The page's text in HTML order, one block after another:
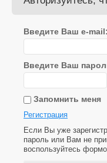
Введите Ваш e-mail:
Введите Ваш
Запомнить меня
Регистрация
Если Вы уже
пароль или Вам не
воспользуйтесь